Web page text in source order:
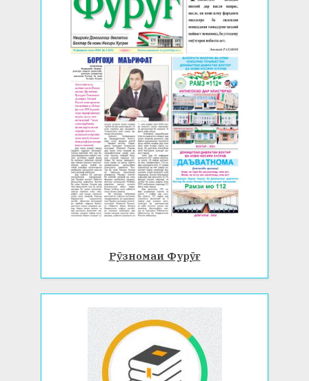
Рӯзномаи Фурӯғ